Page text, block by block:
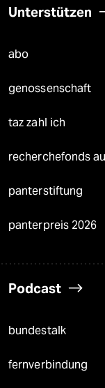
Unterstützen
abo
genossenschaft
taz zahl ich
recherchefonds
panterstiftung
panterpreis 2026
Podcast
bundestalk
fernverbindung